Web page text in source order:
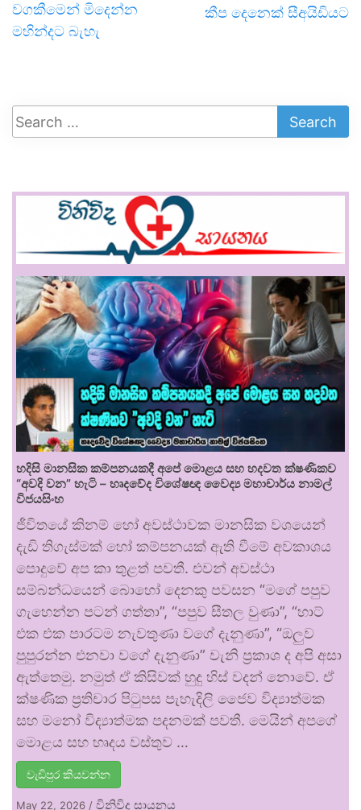
වගකීමෙන් මිදෙන්න
මහින්දට බැහැ
කීප දෙනෙක් සීඅයිඩියට
හදිසි මානසික කම්පනයකදී අපේ මොළය සහ හදවත ක්ෂණිකව
“අවදි වන” හැටි – හෘදවේද විශේෂඥ වෛද්‍ය මහාචාර්ය නාමල්
විජයසිංහ
ජීවිතයේ කිනම් හෝ අවස්ථාවක මානසික වශයෙන්
දැඩි තිගැස්මක් හෝ කම්පනයක් ඇති වීමේ අවකාශය
පොදුවේ අප කා තුළත් පවතී. එවන් අවස්ථා
සම්බන්ධයෙන් බොහෝ දෙනකු පවසන “මගේ පපුව
ගැහෙන්න පටන් ගත්තා”, “පපුව සීතල වුණා”, “හාට්
එක එක පාරටම නැවතුණා වගේ දැනුණා”, “ඔලුව
පුපුරන්න එනවා වගේ දැනුණා” වැනි ප්‍රකාශ ද අපි අසා
ඇත්තෙමු. නමුත් ඒ කිසිවක් හුදු හිස් වදන් නොවේ. ඒ
ක්ෂණික ප්‍රතිචාර පිටුපස පැහැදිලි ජෛව විද්‍යාත්මක
සහ මනෝ විද්‍යාත්මක පදනමක් පවතී. මෙයින් අපගේ
මොළය සහ හෘදය වස්තුව …
වැඩිපුර කියවන්න
May 22, 2026 / විනිවිද සායනය